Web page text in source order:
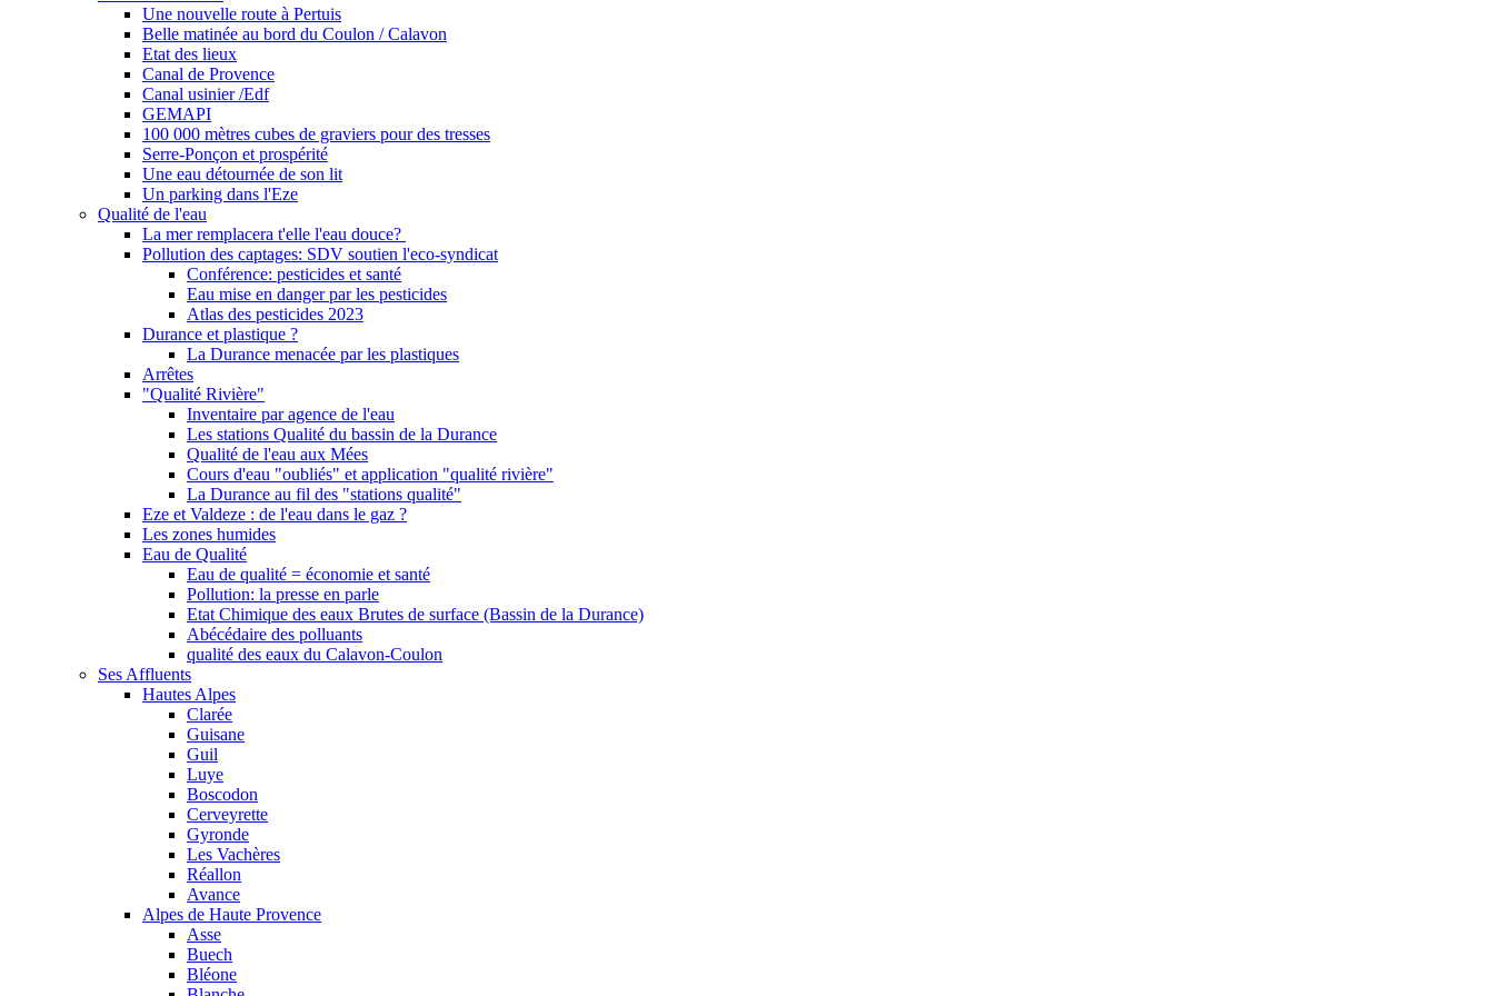
Une nouvelle route à Pertuis
Belle matinée au bord du Coulon / Calavon
Etat des lieux
Canal de Provence
Canal usinier /Edf
GEMAPI
100 000 mètres cubes de graviers pour des tresses
Serre-Ponçon et prospérité
Une eau détournée de son lit
Un parking dans l'Eze
Qualité de l'eau
La mer remplacera t'elle l'eau douce?
Pollution des captages: SDV soutien l'eco-syndicat
Conférence: pesticides et santé
Eau mise en danger par les pesticides
Atlas des pesticides 2023
Durance et plastique ?
La Durance menacée par les plastiques
Arrêtes
"Qualité Rivière"
Inventaire par agence de l'eau
Les stations Qualité du bassin de la Durance
Qualité de l'eau aux Mées
Cours d'eau "oubliés" et application "qualité rivière"
La Durance au fil des "stations qualité"
Eze et Valdeze : de l'eau dans le gaz ?
Les zones humides
Eau de Qualité
Eau de qualité = économie et santé
Pollution: la presse en parle
Etat Chimique des eaux Brutes de surface (Bassin de la Durance)
Abécédaire des polluants
qualité des eaux du Calavon-Coulon
Ses Affluents
Hautes Alpes
Clarée
Guisane
Guil
Luye
Boscodon
Cerveyrette
Gyronde
Les Vachères
Réallon
Avance
Alpes de Haute Provence
Asse
Buech
Bléone